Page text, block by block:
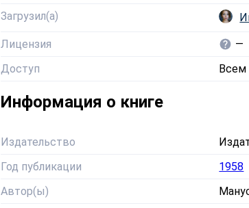
Загрузил(а)
Лицензия
—
Доступ
Всем
Информация о книге
Издательство
Год публикации
1958
Автор(ы)